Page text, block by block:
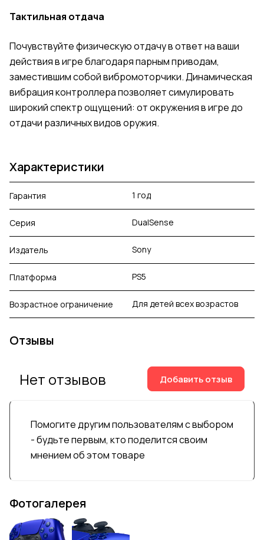
Тактильная отдача
Почувствуйте физическую отдачу в ответ на ваши
действия в игре благодаря парным приводам,
заместившим собой вибромоторчики. Динамическая
вибрация контроллера позволяет симулировать
широкий спектр ощущений: от окружения в игре до
отдачи различных видов оружия.
Характеристики
Гарантия 1 год
Серия DualSense
Издатель Sony
Платформа PS5
Возрастное ограничение Для детей всех возрастов
Отзывы
Помогите другим пользователям с выбором
- будьте первым, кто поделится своим
мнением об этом товаре
Нет отзывов Добавить отзыв
Фотогалерея